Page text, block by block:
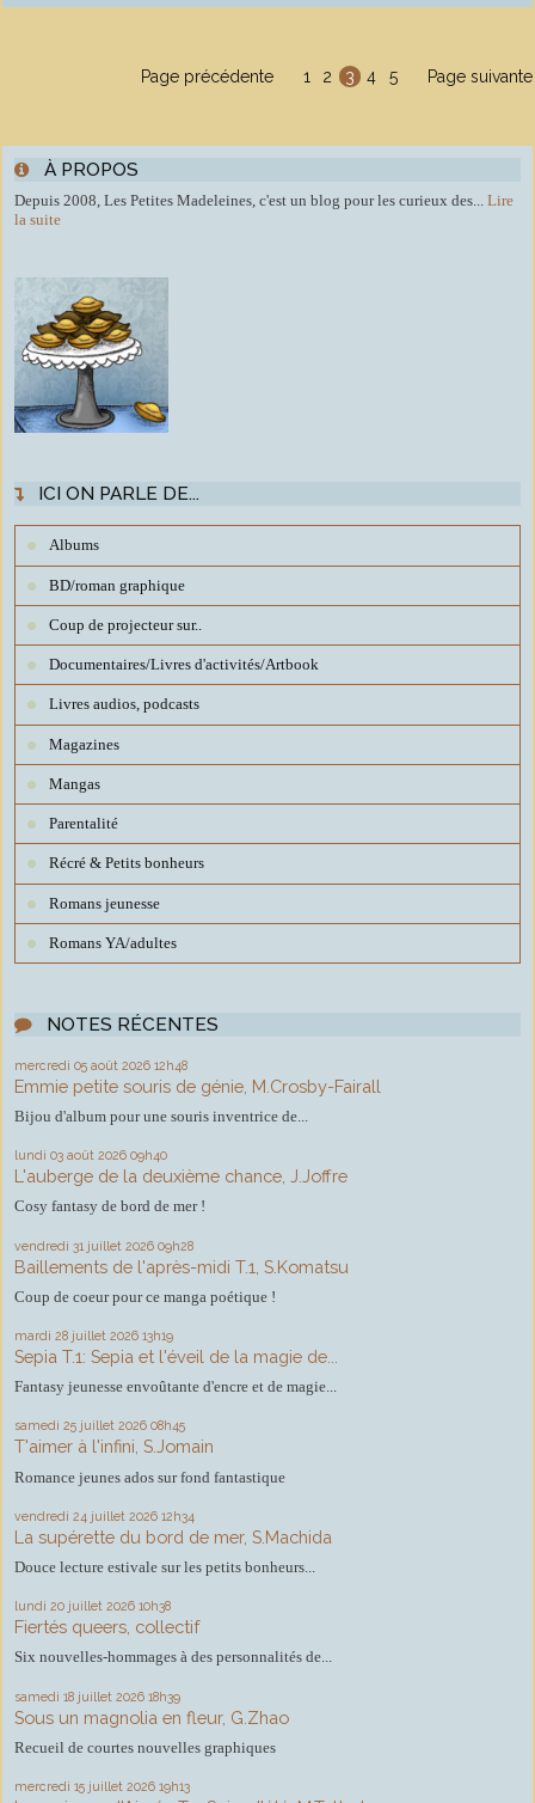
À PROPOS
Depuis 2008, Les Petites Madeleines, c'est un blog pour les curieux des...
Lire
la suite
ICI ON PARLE DE...
Albums
BD/roman graphique
Coup de projecteur sur..
Documentaires/Livres d'activités/Artbook
Livres audios, podcasts
Magazines
Mangas
Parentalité
Récré & Petits bonheurs
Romans jeunesse
Romans YA/adultes
NOTES RÉCENTES
mercredi 05 août 2026 12h48
Emmie petite souris de génie, M.Crosby-Fairall
Bijou d'album pour une souris inventrice de...
lundi 03 août 2026 09h40
L'auberge de la deuxième chance, J.Joffre
Cosy fantasy de bord de mer !
vendredi 31 juillet 2026 09h28
Baillements de l'après-midi T.1, S.Komatsu
Coup de coeur pour ce manga poétique !
mardi 28 juillet 2026 13h19
Sepia T.1: Sepia et l'éveil de la magie de...
Fantasy jeunesse envoûtante d'encre et de magie...
samedi 25 juillet 2026 08h45
T'aimer à l'infini, S.Jomain
Romance jeunes ados sur fond fantastique
vendredi 24 juillet 2026 12h34
La supérette du bord de mer, S.Machida
Douce lecture estivale sur les petits bonheurs...
lundi 20 juillet 2026 10h38
Fiertés queers, collectif
Six nouvelles-hommages à des personnalités de...
samedi 18 juillet 2026 18h39
Sous un magnolia en fleur, G.Zhao
Recueil de courtes nouvelles graphiques
mercredi 15 juillet 2026 19h13
Page précédente 1 2 3 4 5 Page suivante